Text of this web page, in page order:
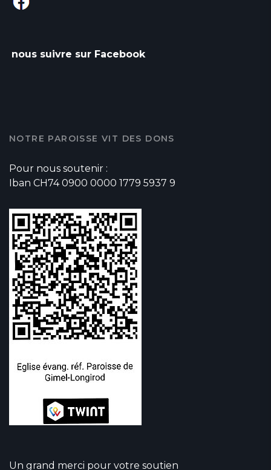
nous suivre sur Facebook
NOTRE PAROISSE VIT DES DONS
Pour nous soutenir :
Iban CH74 0900 0000 1779 5937 9
Un grand merci pour votre soutien